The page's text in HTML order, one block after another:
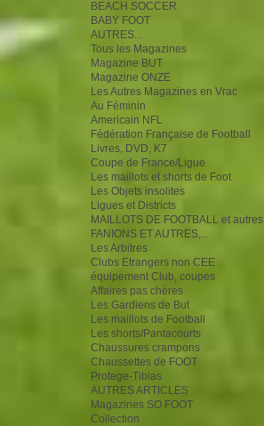
BEACH SOCCER
BABY FOOT
AUTRES...
Tous les Magazines
Magazine BUT
Magazine ONZE
Les Autres Magazines en Vrac
Au Féminin
Americain NFL
Fédération Française de Football
Livres, DVD, K7
Coupe de France/Ligue
Les maillots et shorts de Foot
Les Objets insolites
Ligues et Districts
MAILLOTS DE FOOTBALL et autres
FANIONS ET AUTRES,...
Les Arbitres
Clubs Etrangers non CEE
équipement Club, coupes
Affaires pas chères
Les Gardiens de But
Les maillots de Football
Les shorts/Pantacourts
Chaussures crampons
Chaussettes de FOOT
Protege-Tibias
AUTRES ARTICLES
Magazines SO FOOT
Collection